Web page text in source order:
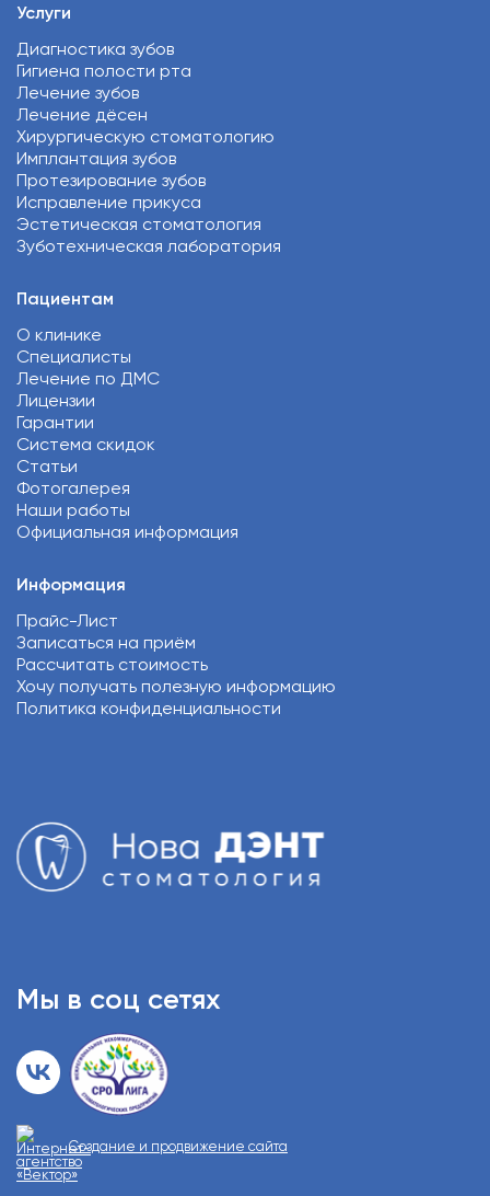
Услуги
Диагностика зубов
Гигиена полости рта
Лечение зубов
Лечение дёсен
Хирургическую стоматологию
Имплантация зубов
Протезирование зубов
Исправление прикуса
Эстетическая стоматология
Зуботехническая лаборатория
Пациентам
О клинике
Специалисты
Лечение по ДМС
Лицензии
Гарантии
Система скидок
Статьи
Фотогалерея
Наши работы
Официальная информация
Информация
Прайс-Лист
Записаться на приём
Рассчитать стоимость
Хочу получать полезную информацию
Политика конфиденциальности
Мы в соц сетях
Создание и продвижение сайта